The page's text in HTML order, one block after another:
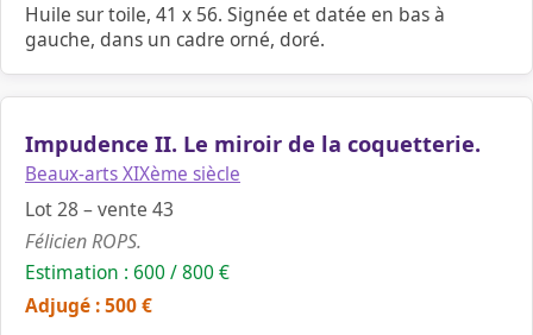
Huile sur toile, 41 x 56. Signée et datée en bas à
gauche, dans un cadre orné, doré.
Impudence II. Le miroir de la coquetterie.
Beaux-arts XIXème siècle
Lot 28 – vente 43
Félicien ROPS.
Estimation : 600 / 800 €
Adjugé : 500 €